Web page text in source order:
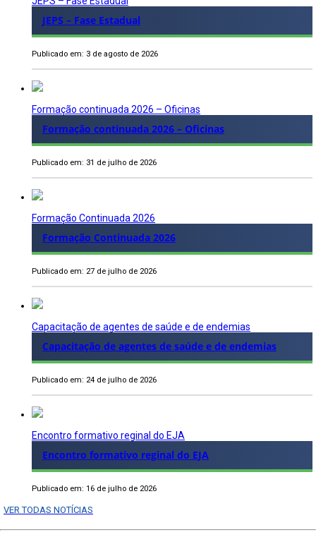
JEPS – Fase Estadual
Publicado em: 3 de agosto de 2026
Formação continuada 2026 – Oficinas
Formação continuada 2026 – Oficinas
Publicado em: 31 de julho de 2026
Formação Continuada 2026
Formação Continuada 2026
Publicado em: 27 de julho de 2026
Capacitação de agentes de saúde e de endemias
Capacitação de agentes de saúde e de endemias
Publicado em: 24 de julho de 2026
Encontro formativo reginal do EJA
Encontro formativo reginal do EJA
Publicado em: 16 de julho de 2026
VER TODAS NOTÍCIAS